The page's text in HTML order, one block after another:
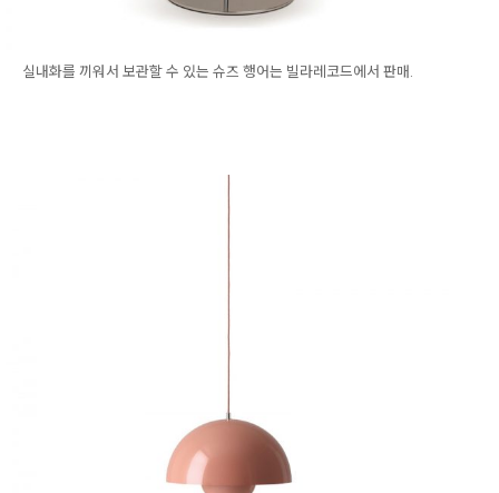
실내화를 끼워서 보관할 수 있는 슈즈 행어는 빌라레코드에서 판매.